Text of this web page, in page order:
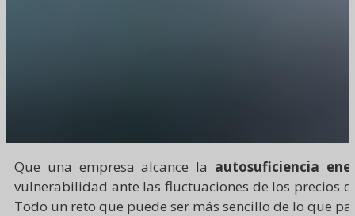
Que una empresa alcance la autosuficiencia
vulnerabilidad ante las fluctuaciones de los precios
Todo un reto que puede ser más sencillo de lo que